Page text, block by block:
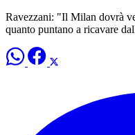
Ravezzani: "Il Milan dovrà
quanto puntano a ricavare